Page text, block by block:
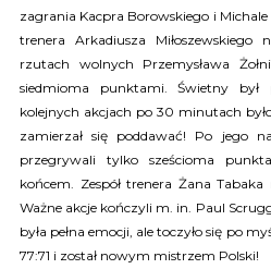
zagrania Kacpra Borowskiego i Michale
trenera Arkadiusza
rzutach wolnych Przemysława
siedmioma punktami. Świetny
kolejnych akcjach po 30 minutach
zamierzał się poddawać! Po jego
przegrywali tylko sześcioma
końcem. Zespół trenera Żana
Ważne akcje kończyli m. in. Paul
była pełna emocji, ale toczyło się po
77:71 i został nowym mistrzem Polski!